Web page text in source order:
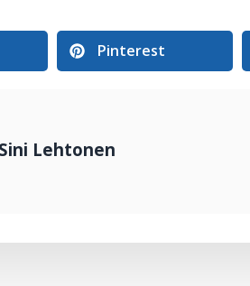
Pinterest
Sini Lehtonen